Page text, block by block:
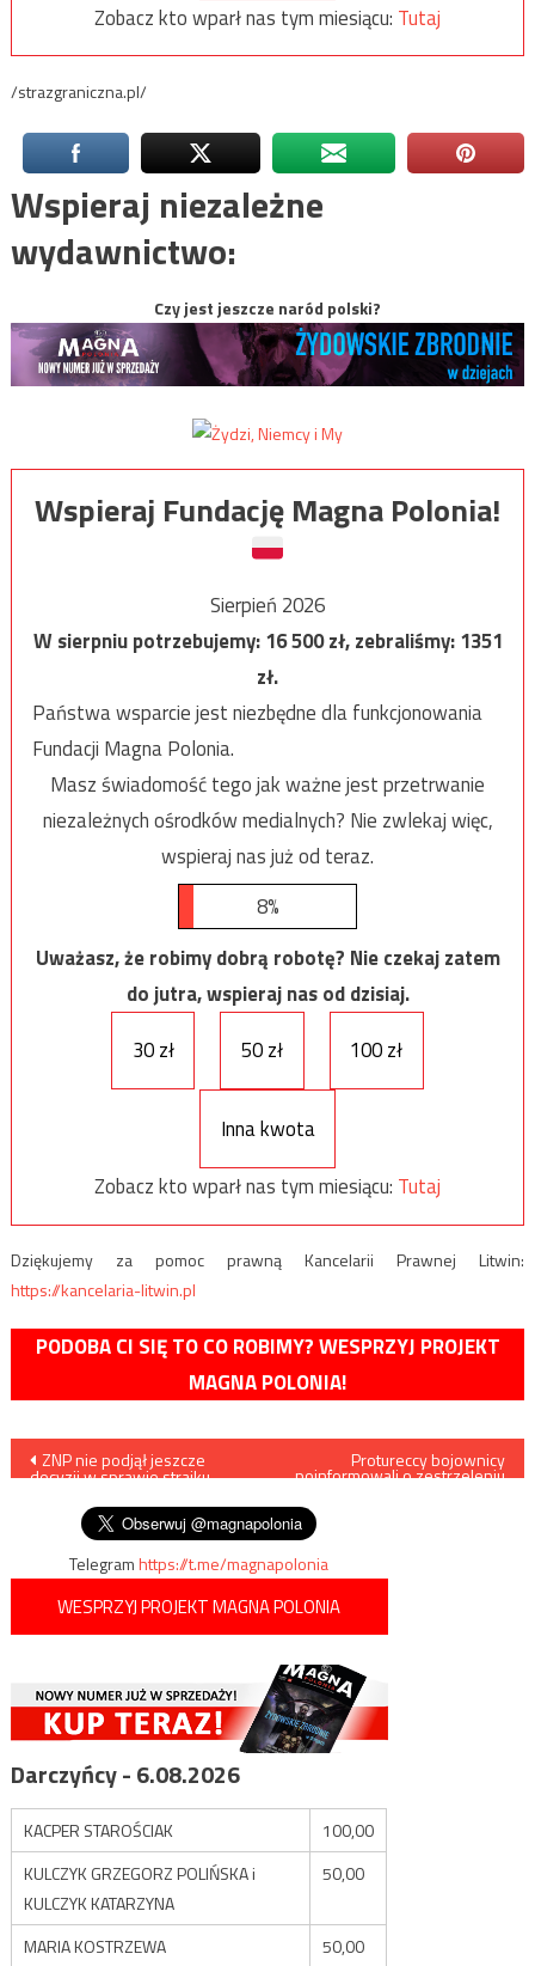
Zobacz kto wparł nas tym miesiącu: Tutaj
/strazgraniczna.pl/
Wspieraj niezależne
wydawnictwo:
Czy jest jeszcze naród polski?
Wspieraj Fundację Magna Polonia!
Sierpień 2026
W sierpniu potrzebujemy:16 500zł, zebraliśmy:1351
zł.
Państwa wsparcie jest niezbędne dla funkcjonowania
Fundacji Magna Polonia.
Masz świadomość tego jak ważne jest przetrwanie
niezależnych ośrodków medialnych? Nie zwlekaj więc,
wspieraj nas już od teraz.
8%
Uważasz, że robimy dobrą robotę? Nie czekaj zatem
do jutra, wspieraj nas od dzisiaj.
30 zł
50 zł 100 zł
Inna kwota
Zobacz kto wparł nas tym miesiącu: Tutaj
Dziękujemy za pomoc prawną Kancelarii Prawnej Litwin:
https://kancelaria-litwin.pl
PODOBA CI SIĘ TO CO ROBIMY? WESPRZYJ PROJEKT
MAGNA POLONIA!
Nawigacja
wpisu
ZNP nie podjął jeszcze
decyzji w sprawie strajku
Protureccy bojownicy
poinformowali o zestrzeleniu
Telegramhttps://t.me/magnapolonia
WESPRZYJ PROJEKT MAGNA POLONIA
Darczyńcy - 6.08.2026
KACPER STAROŚCIAK
100,00
KULCZYK GRZEGORZ POLIŃSKA i
KULCZYK KATARZYNA
50,00
MARIA KOSTRZEWA 50,00